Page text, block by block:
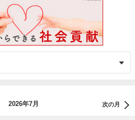
2026年7月 次の月